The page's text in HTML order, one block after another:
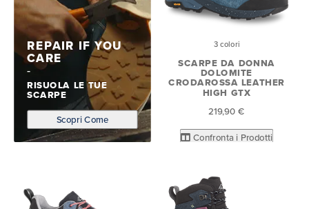
REPAIR IF YOU
CARE
RISUOLA LE TUE
SCARPE
Scopri Come
3 colori
SCARPE DA DONNA
DOLOMITE
CRODAROSSA LEATHER
HIGH GTX
219,90 €
Confronta i Prodotti